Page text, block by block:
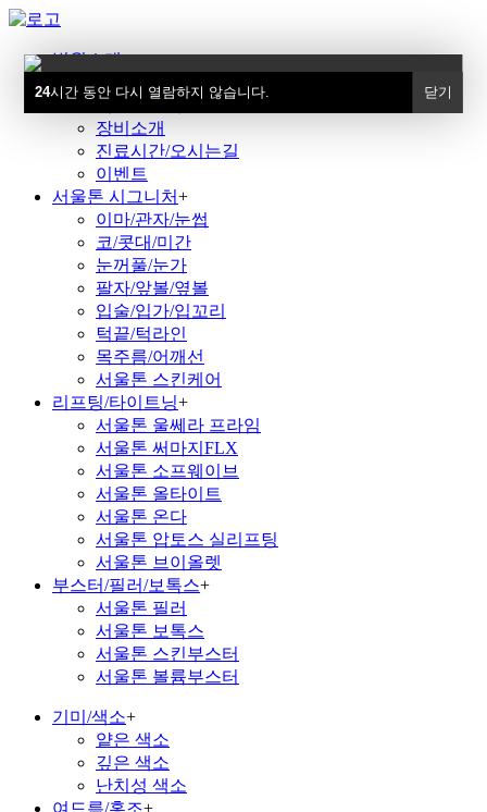
24시간 동안 다시 열람하지 않습니다. 닫기
병원소개+
서울톤피부과
의료진소개
장비소개
진료시간/오시는길
이벤트
서울톤 시그니처+
이마/관자/눈썹
코/콧대/미간
눈꺼풀/눈가
팔자/앞볼/옆볼
입술/입가/입꼬리
턱끝/턱라인
목주름/어깨선
서울톤 스킨케어
리프팅/타이트닝+
서울톤 울쎄라 프라임
서울톤 써마지FLX
서울톤 소프웨이브
서울톤 올타이트
서울톤 온다
서울톤 압토스 실리프팅
서울톤 브이올렛
부스터/필러/보톡스+
서울톤 필러
서울톤 보톡스
서울톤 스킨부스터
서울톤 볼륨부스터
기미/색소+
얕은 색소
깊은 색소
난치성 색소
여드름/홍조+